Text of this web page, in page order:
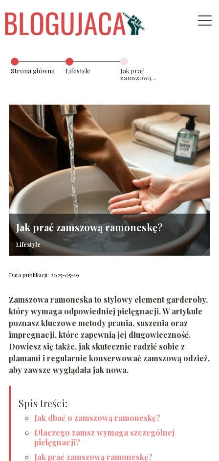
Strona główna Lifestyle
Jak prać
zamszową
Jak prać zamszową ramoneskę?
Lifestyle
Data publikacji: 2025-05-19
Zamszowa ramoneska to stylowy element garderoby,
który wymaga odpowiedniej pielęgnacji. W artykule
poznasz kluczowe metody prania, suszenia oraz
impregnacji, które zapewnią jej długowieczność.
Dowiesz się także, jak skutecznie radzić sobie z
plamami i regularnie konserwować zamszową odzież,
aby zawsze wyglądała jak nowa.
Spis treści:
Jak dbać o zamszową ramoneskę?
Dlaczego zamsz wymaga szczególnej
pielęgnacji?
Jak prać zamszową ramoneskę?